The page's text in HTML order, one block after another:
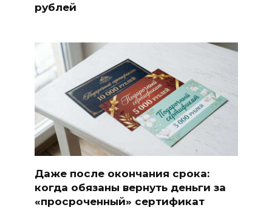
рублей
Даже после окончания срока:
когда обязаны вернуть деньги за
«просроченный» сертификат